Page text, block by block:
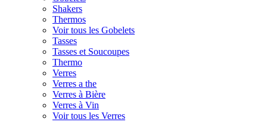
Shakers
Thermos
Voir tous les Gobelets
Tasses
Tasses et Soucoupes
Thermo
Verres
Verres a the
Verres à Bière
Verres à Vin
Voir tous les Verres